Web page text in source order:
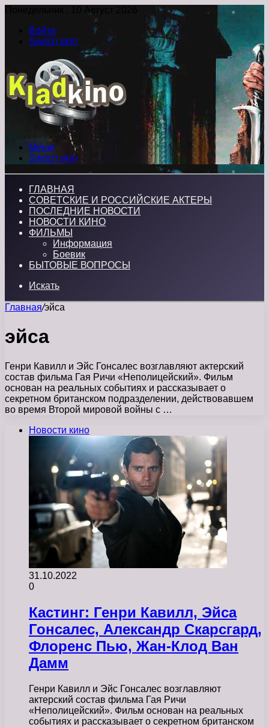
Понедельник , 10 Август 2026
Войти
Switch skin
Меню
Switch skin
ГЛАВНАЯ
СОВЕТСКИЕ И РОССИЙСКИЕ АКТЕРЫ
ПОСЛЕДНИЕ НОВОСТИ
НОВОСТИ КИНО
ФИЛЬМЫ
Информация
Боевик
БЫТОВЫЕ ВОПРОСЫ
Искать
Главная/эйса
эйса
Генри Кавилл и Эйс Гонсалес возглавляют актерский
состав фильма Гая Ричи «Неполицейский». Фильм
основан на реальных событиях и рассказывает о
секретном британском подразделении, действовавшем
во время Второй мировой войны с …
Новости кино
31.10.2022
0
Кастинг: Генри Кавилл, Эйса
Гонсалес, Александр Скарсгард,
Флоренс Пью, Жан-Клод Ван
Дамм
Генри Кавилл и Эйс Гонсалес возглавляют
актерский состав фильма Гая Ричи
«Неполицейский». Фильм основан на реальных
событиях и рассказывает о секретном британском